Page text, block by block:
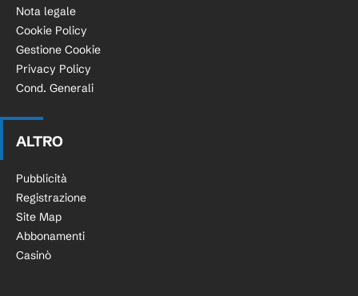
Nota legale
Cookie Policy
Gestione Cookie
Privacy Policy
Cond. Generali
ALTRO
Pubblicità
Registrazione
Site Map
Abbonamenti
Casinò